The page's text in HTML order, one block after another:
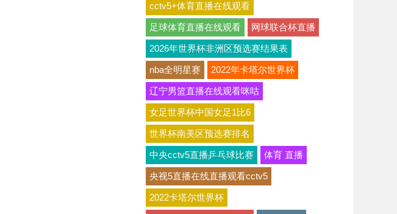
cctv5+体育直播在线观看
足球体育直播在线观看 网球联合杯直播
2026年世界杯非洲区预选赛结果表
nba全明星赛 2022年卡塔尔世界杯
辽宁男篮直播在线观看咪咕
女足世界杯中国女足1比6
世界杯南美区预选赛排名
中央cctv5直播乒乓球比赛 体育 直播
央视5直播在线直播观看cctv5
2022卡塔尔世界杯